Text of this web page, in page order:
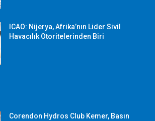
ICAO: Nijerya, Afrika’nın Lider Sivil
Havacılık Otoritelerinden Biri
Corendon Hydros Club Kemer, Basın